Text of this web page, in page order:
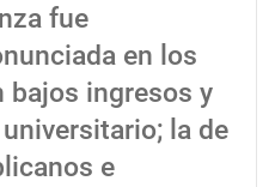
fue
en los
bajos ingresos y
la de
e